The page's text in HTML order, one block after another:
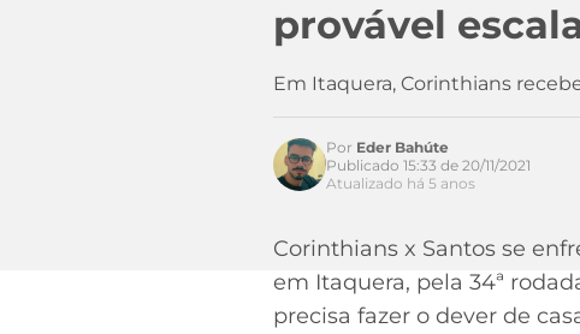
provável
Em Itaquera, Corinthians
Acesse o perfil do autor
Por Eder Bahúte
Publicado 15:33 de 20/11/2021
Atualizado há 5 anos
Corinthians x Santos se
em Itaquera, pela 34ª
precisa fazer o dever de